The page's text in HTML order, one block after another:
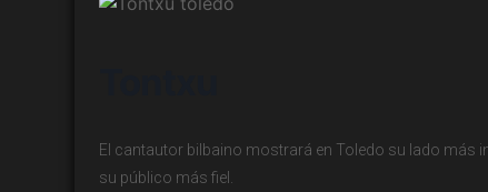
El cantautor bilbaino mostrará en Toledo su lado más
su público más fiel.